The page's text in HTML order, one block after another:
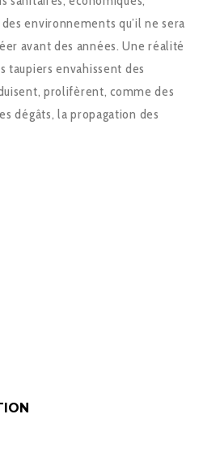
environnements qu’il ne sera
avant des années. Une réalité
taupiers envahissent des
prolifèrent, comme des
dégâts, la propagation des